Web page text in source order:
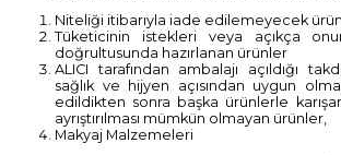
Niteliği itibarıyla iade edilemeyecek
Tüketicinin istekleri veya açıkça
doğrultusunda hazırlanan ürünler
ALICI tarafından ambalajı açıldığı
sağlık ve hijyen açısından uygun
edildikten sonra başka ürünlerle
ayrıştırılması mümkün olmayan ürünler,
Makyaj Malzemeleri